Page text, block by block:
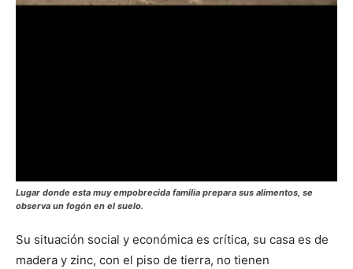
Lugar donde esta muy empobrecida familia prepara sus alimentos, se
observa un fogón en el suelo.
Su situación social y económica es crítica, su casa es de
madera y zinc, con el piso de tierra, no tienen